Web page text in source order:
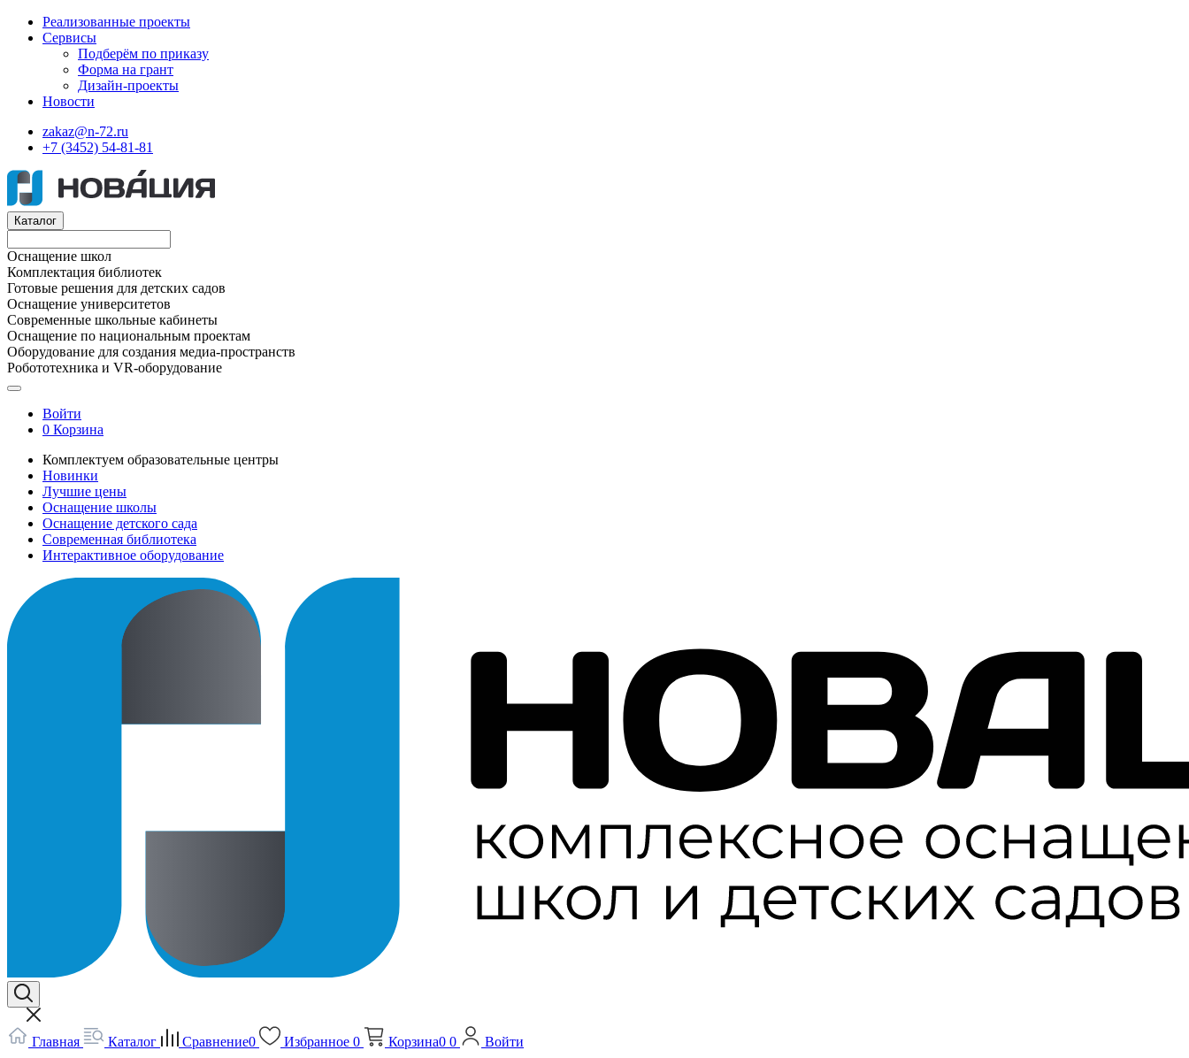
Реализованные проекты
Сервисы
Подберём по приказу
Форма на грант
Дизайн-проекты
Новости
zakaz@n-72.ru
+7 (3452) 54-81-81
Каталог
Оснащение школ
Комплектация библиотек
Готовые решения для детских садов
Оснащение университетов
Современные школьные кабинеты
Оснащение по национальным проектам
Оборудование для создания медиа-пространств
Робототехника и VR-оборудование
Войти
0 Корзина
Комплектуем образовательные центры
Новинки
Лучшие цены
Оснащение школы
Оснащение детского сада
Современная библиотека
Интерактивное оборудование
Главная Каталог Сравнение0 Избранное 0 Корзина0 0
Войти